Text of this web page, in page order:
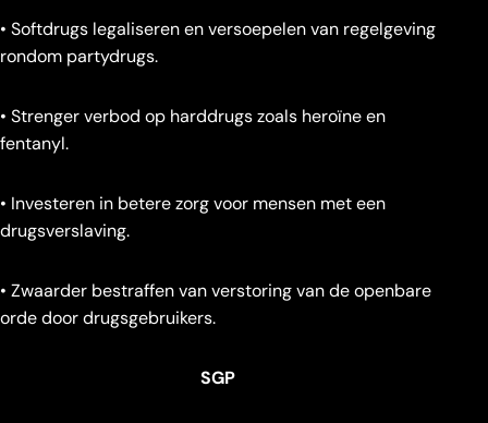
• Softdrugs legaliseren en versoepelen van regelgeving
rondom partydrugs.
• Strenger verbod op harddrugs zoals heroïne en
fentanyl.
• Investeren in betere zorg voor mensen met een
drugsverslaving.
• Zwaarder bestraffen van verstoring van de openbare
orde door drugsgebruikers.
SGP